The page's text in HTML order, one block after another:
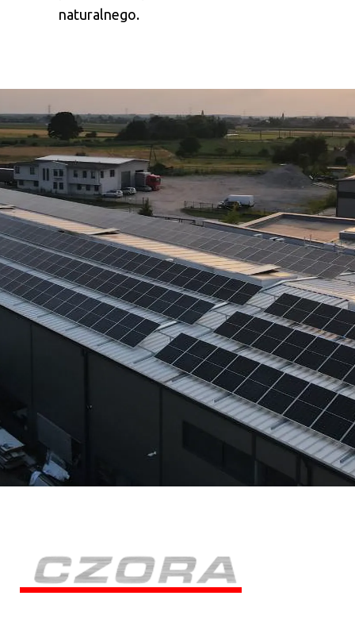
pracowników, otoczenia i środowiska